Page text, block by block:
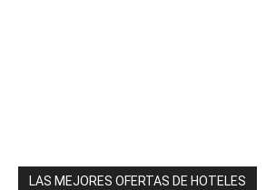
LAS MEJORES OFERTAS DE HOTELES